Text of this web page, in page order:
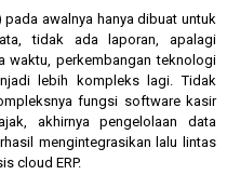
awalnya hanya dibuat untuk
tidak ada laporan, apalagi
waktu, perkembangan teknologi
lebih kompleks lagi. Tidak
fungsi software kasir
akhirnya pengelolaan data
mengintegrasikan lalu lintas
cloud ERP.